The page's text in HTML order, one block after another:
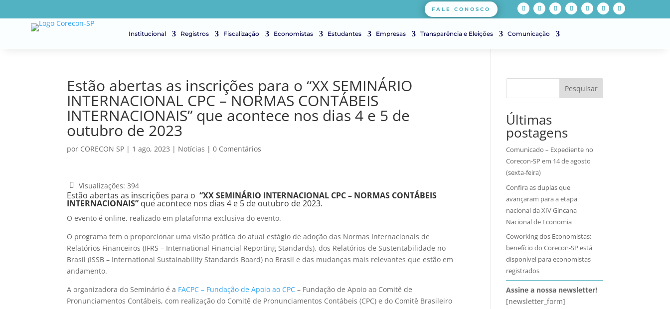
FALE CONOSCO
Institucional Registros Fiscalização Economistas Estudantes Empresas Transparência e Eleições Comunicação
Estão abertas as inscrições para o “XX SEMINÁRIO
INTERNACIONAL CPC – NORMAS CONTÁBEIS
INTERNACIONAIS” que acontece nos dias 4 e 5 de
outubro de 2023
por CORECON SP | 1 ago, 2023 | Notícias |0 Comentários
Visualizações: 394
Estão abertas as inscrições para o“XX SEMINÁRIO INTERNACIONAL CPC – NORMAS CONTÁBEIS
INTERNACIONAIS” que acontece nos dias 4 e 5 de outubro de 2023.
O evento é online, realizado em plataforma exclusiva do evento.
O programa tem o proporcionar uma visão prática do atual estágio de adoção das Normas Internacionais de
Relatórios Financeiros (IFRS – International Financial Reporting Standards), dos Relatórios de Sustentabilidade no
Brasil (ISSB – International Sustainability Standards Board) no Brasil e das mudanças mais relevantes que estão em
andamento.
A organizadora do Seminário é a FACPC – Fundação de Apoio ao CPC – Fundação de Apoio ao Comitê de
Pronunciamentos Contábeis, com realização do Comitê de Pronunciamentos Contábeis (CPC) e do Comitê Brasileiro
Pesquisar
Últimas
postagens
Comunicado – Expediente no
Corecon-SP em 14 de agosto
(sexta-feira)
Confira as duplas que
avançaram para a etapa
nacional da XIV Gincana
Nacional de Economia
Coworking dos Economistas:
benefício do Corecon-SP está
disponível para economistas
registrados
Assine a nossa newsletter!
[newsletter_form]